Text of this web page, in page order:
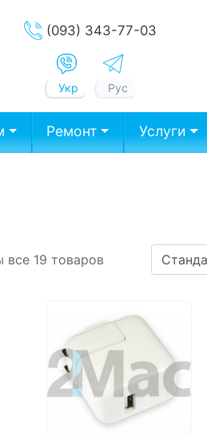
(093) 343-77-03
Укр Рус
Ремонт Услуги
все 19 товаров